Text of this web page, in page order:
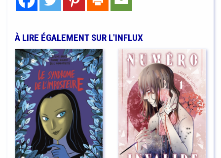
À LIRE ÉGALEMENT SUR L'INFLUX